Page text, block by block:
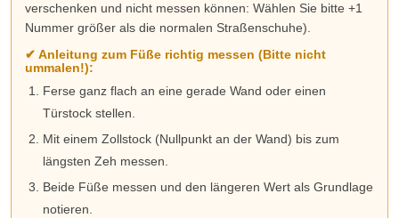
verschenken und nicht messen können: Wählen Sie bitte +1
Nummer größer als die normalen Straßenschuhe).
✔ Anleitung zum Füße richtig messen (Bitte nicht
ummalen!):
Ferse ganz flach an eine gerade Wand oder einen
Türstock stellen.
Mit einem Zollstock (Nullpunkt an der Wand) bis zum
längsten Zeh messen.
Beide Füße messen und den längeren Wert als Grundlage
notieren.